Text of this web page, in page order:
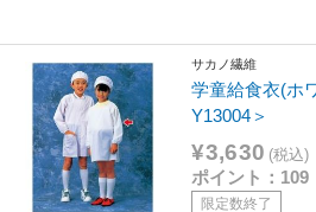
サカノ繊維
学童給食衣(ホ
Y13004＞
¥3,630 (税込)
ポイント：109
限定数終了